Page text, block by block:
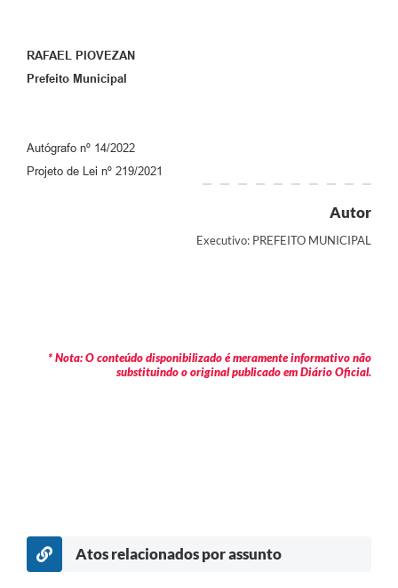
RAFAEL PIOVEZAN
Prefeito Municipal
Autógrafo nº 14/2022
Projeto de Lei nº 219/2021
Autor
Executivo: PREFEITO MUNICIPAL
* Nota: O conteúdo disponibilizado é meramente informativo não
substituindo o original publicado em Diário Oficial.
Atos relacionados por assunto